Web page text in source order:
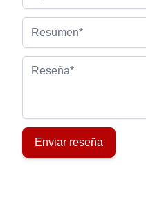
Reseña
Enviar reseña